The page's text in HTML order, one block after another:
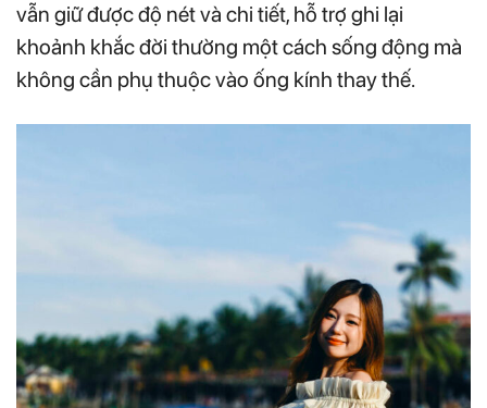
vẫn giữ được độ nét và chi tiết, hỗ trợ ghi lại
khoảnh khắc đời thường một cách sống động mà
không cần phụ thuộc vào ống kính thay thế.